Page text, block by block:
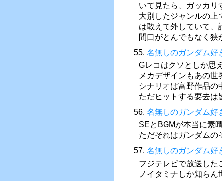
いて見たら、ガッカリ
大別したジャンルの上
は敢えて外していて、
間口がとんでもなく狭
55. 名無しのガンダム好
Gレコはクソとしか思
メカデザインもあの世
シナリオは富野作品の
ただヒットする要去は
56. 名無しのガンダム好
SEとBGMが本当に素
ただそれはガンダムの
57. 名無しのガンダム好
フジテレビで放送した
ノイタミナしか知ら